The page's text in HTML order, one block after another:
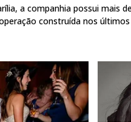
a companhia possui mais
construída nos últimos